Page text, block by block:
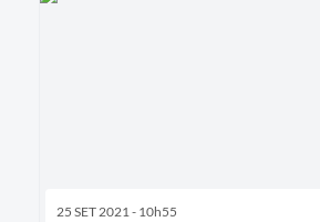
25 SET 2021 - 10h55